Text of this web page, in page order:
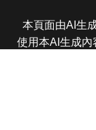
本頁面由AI生
使用本AI生成